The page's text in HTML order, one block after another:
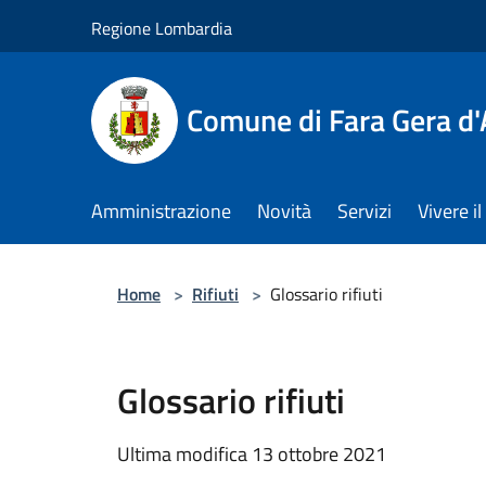
Regione Lombardia
Comune di Fara Gera
Amministrazione Novità Servizi Vivere
Home > Rifiuti > Glossario rifiuti
Glossario rifiuti
Ultima modifica 13 ottobre 2021